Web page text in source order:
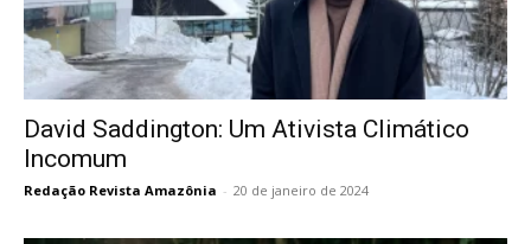
David Saddington: Um Ativista Climático
Incomum
Redação Revista Amazônia - 20 de janeiro de 2024